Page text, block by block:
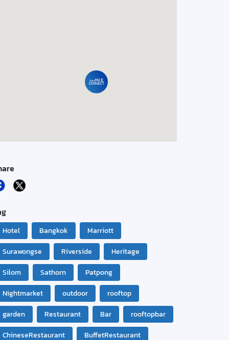
Hotel Bangkok
Marriott
Surawongse
Riverside
Heritage
Silom
Sathorn
Patpong
Nightmarket
outdoor
rooftop
garden
Restaurant Bar
rooftopbar
ChineseRestaurant
BuffetRestaurant